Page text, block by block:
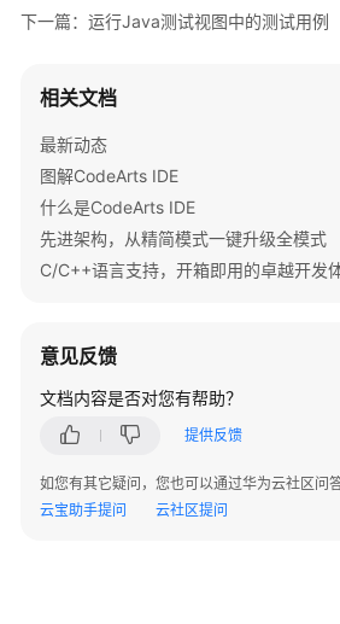
户
买
并
活
License
CodeArts
开
发
境
下一篇：运行Java测试视图中的测试用例
相关文档
最新动态
图解CodeArts IDE
什么是CodeArts IDE
先进架构，从精简模式一键升级全模式
C/C++语言支持，开箱即用的卓越开发
意见反馈
文档内容是否对您有帮助？
提供反馈
如您有其它疑问，您也可以通过华为云社区问
云宝助手提问
云社区提问